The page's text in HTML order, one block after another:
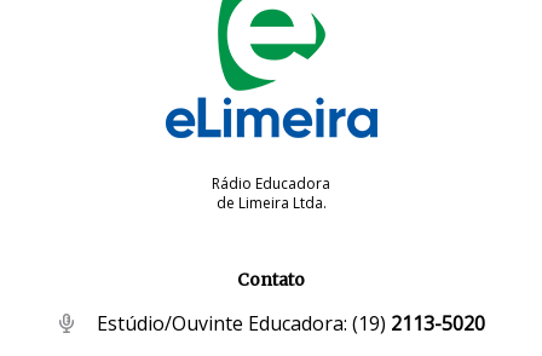
Rádio Educadora
de Limeira Ltda.
Contato
Estúdio/Ouvinte Educadora: (19) 2113-5020